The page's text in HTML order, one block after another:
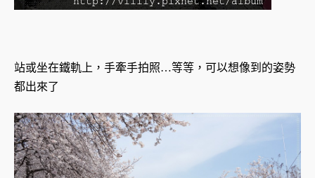
站或坐在鐵軌上，手牽手拍照…等等，可以想像到的姿勢
都出來了